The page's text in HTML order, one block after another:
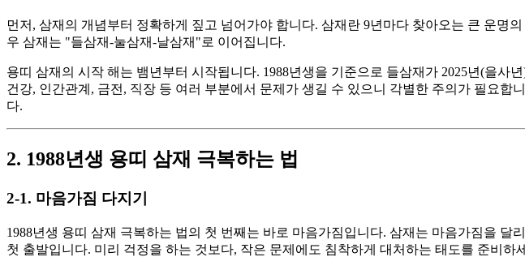
먼저, 삼재의 개념부터 정확하게 짚고 넘어가야 합니다. 삼재란 9년마다 찾아오는 큰 운명
우 삼재는 "들삼재-눌삼재-날삼재"로 이어집니다.
용띠 삼재의 시작 해는 뱀년부터 시작됩니다. 1988년생을 기준으로 들삼재가 2025년(을사
건강, 인간관계, 금전, 직장 등 여러 부분에서 문제가 생길 수 있으니 각별한 주의가 필요
다.
2. 1988년생 용띠 삼재 극복하는 법
2-1. 마음가짐 다지기
1988년생 용띠 삼재 극복하는 법의 첫 번째는 바로 마음가짐입니다. 삼재는 마음가짐을
첫 출발입니다. 미리 걱정을 하는 것보다, 작은 문제에도 침착하게 대처하는 태도를 준비하